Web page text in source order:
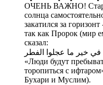
ОЧЕНЬ ВАЖНО!
солнца
закатился за
так как Пророк (мир
сказал:
في خير ما عجلوا الفطر
«Люди будут
торопиться с
Бухари и Муслим).